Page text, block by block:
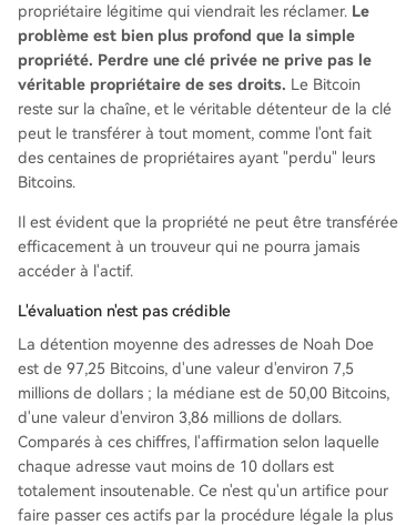
propriétaire légitime qui viendrait les réclamer. Le
problème est bien plus profond que la simple
propriété. Perdre une clé privée ne prive pas le
véritable propriétaire de ses droits. Le Bitcoin
reste sur la chaîne, et le véritable détenteur de la clé
peut le transférer à tout moment, comme l'ont fait
des centaines de propriétaires ayant "perdu" leurs
Bitcoins.
Il est évident que la propriété ne peut être transférée
efficacement à un trouveur qui ne pourra jamais
accéder à l'actif.
L'évaluation n'est pas crédible
La détention moyenne des adresses de Noah Doe
est de 97,25 Bitcoins, d'une valeur d'environ 7,5
millions de dollars ; la médiane est de 50,00 Bitcoins,
d'une valeur d'environ 3,86 millions de dollars.
Comparés à ces chiffres, l'affirmation selon laquelle
chaque adresse vaut moins de 10 dollars est
totalement insoutenable. Ce n'est qu'un artifice pour
faire passer ces actifs par la procédure légale la plus